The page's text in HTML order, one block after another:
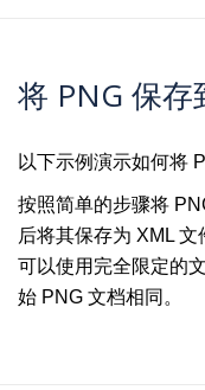
将 PNG 保存
以下示例演示如何将
按照简单的步骤将
后将其保存为 XML
可以使用完全限定的
始 PNG 文档相同。